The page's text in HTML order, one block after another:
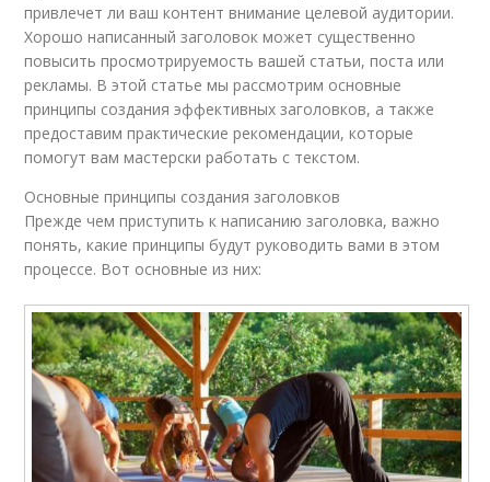
привлечет ли ваш контент внимание целевой аудитории.
Хорошо написанный заголовок может существенно
повысить просмотрируемость вашей статьи, поста или
рекламы. В этой статье мы рассмотрим основные
принципы создания эффективных заголовков, а также
предоставим практические рекомендации, которые
помогут вам мастерски работать с текстом.
Основные принципы создания заголовков
Прежде чем приступить к написанию заголовка, важно
понять, какие принципы будут руководить вами в этом
процессе. Вот основные из них: